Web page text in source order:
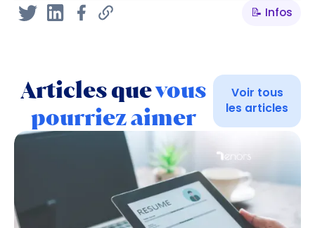
📝 Infos
Articles quevous
pourriez aimer
Voir tous
les articles